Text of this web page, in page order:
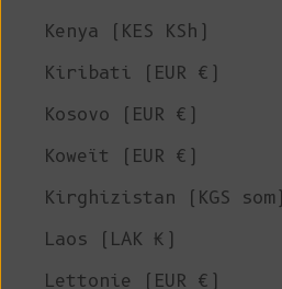
Kenya (KES KSh)
Kiribati (EUR €)
Kosovo (EUR €)
Koweït (EUR €)
Kirghizistan (KGS som)
Laos (LAK ₭)
Lettonie (EUR €)